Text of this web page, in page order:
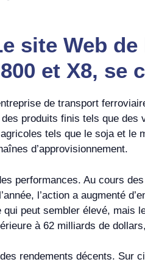
site Web
et X8, se
de transport
produits finis tels que
tels que le soja et
d’approvisionnement.
performances. Au cours
l’action a augmenté
peut sembler élevé, mais
à 62 milliards de
rendements décents. Sur